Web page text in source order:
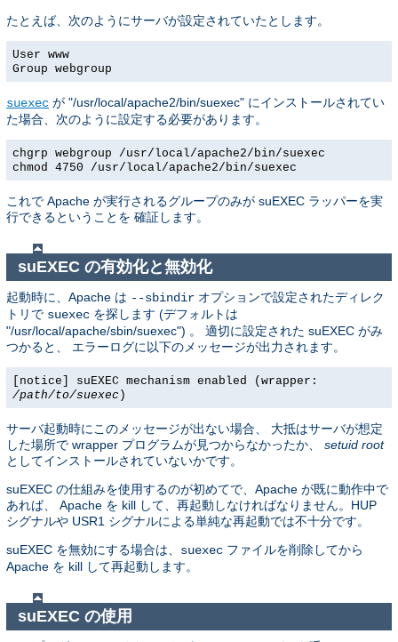
たとえば、次のようにサーバが設定されていたとします。
User www
Group webgroup
suexec が "/usr/local/apache2/bin/suexec" にインストールされてい
た場合、次のように設定する必要があります。
chgrp webgroup /usr/local/apache2/bin/suexec
chmod 4750 /usr/local/apache2/bin/suexec
これで Apache が実行されるグループのみが suEXEC ラッパーを実
行できるということを 確証します。
suEXEC の有効化と無効化
起動時に、Apache は --sbindir オプションで設定されたディレク
トリで suexec を探します (デフォルトは
"/usr/local/apache/sbin/suexec") 。 適切に設定された suEXEC がみ
つかると、 エラーログに以下のメッセージが出力されます。
[notice] suEXEC mechanism enabled (wrapper:
/path/to/suexec )
サーバ起動時にこのメッセージが出ない場合、 大抵はサーバが想定
した場所で wrapper プログラムが見つからなかったか、 setuid root
としてインストールされていないかです。
suEXEC の仕組みを使用するのが初めてで、Apache が既に動作中で
あれば、 Apache を kill して、再起動しなければなりません。HUP
シグナルや USR1 シグナルによる単純な再起動では不十分です。
suEXEC を無効にする場合は、 suexec ファイルを削除してから
Apache を kill して再起動します。
suEXEC の使用